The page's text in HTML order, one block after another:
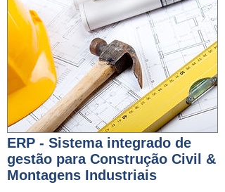
ERP - Sistema integrado de
gestão para Construção Civil &
Montagens Industriais